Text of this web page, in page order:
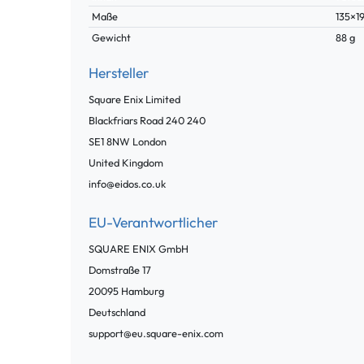
Maße
Gewicht
88 g
Hersteller
Square Enix Limited
Blackfriars Road 240240
SE1 8NW London
United Kingdom
info@eidos.co.uk
EU-Verantwortlicher
SQUARE ENIX GmbH
Domstraße17
20095 Hamburg
Deutschland
support@eu.square-enix.com